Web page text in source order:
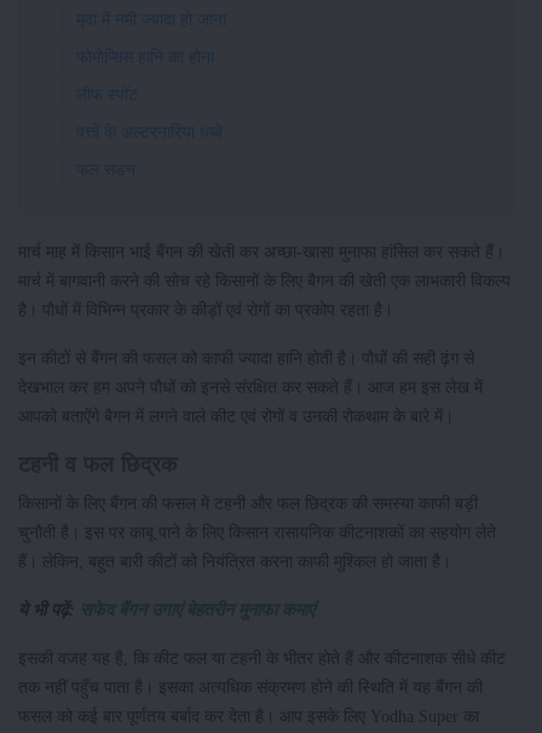
मृदा में नमी ज्यादा हो जाना
फोमोप्सिस हानि का होना
लीफ स्पॉट
पत्तों के अल्टरनारिया धब्बे
फल सडन
मार्च माह में किसान भाई बैंगन की खेती कर अच्छा-खासा मुनाफा हांसिल कर सकते हैं।
मार्च में बागवानी करने की सोच रहे किसानों के लिए बैगन की खेती एक लाभकारी विकल्प
है। पौधों में विभिन्न प्रकार के कीड़ों एवं रोगों का प्रकोप रहता है।
इन कीटों से बैंगन की फसल को काफी ज्यादा हानि होती है। पौधों की सही ढ़ंग से
देखभाल कर हम अपने पौधों को इनसे संरक्षित कर सकते हैं। आज हम इस लेख में
आपको बताऐंगे बैगन में लगने वाले कीट एवं रोगों व उनकी रोकथाम के बारे में।
किसानों के लिए बैंगन की फसल में टहनी और फल छिद्रक की समस्या काफी बड़ी
चुनौती है। इस पर काबू पाने के लिए किसान रासायनिक कीटनाशकों का सहयोग लेते
हैं। लेकिन, बहुत बारी कीटों को नियंत्रित करना काफी मुश्किल हो जाता है।
ये भी पढ़ें: सफेद बैंगन उगाएं बेहतरीन मुनाफा कमाएं
इसकी वजह यह है, कि कीट फल या टहनी के भीतर होते हैं और कीटनाशक सीधे कीट
तक नहीं पहुँच पाता है। इसका अत्यधिक संक्रमण होने की स्थिति में यह बैंगन की
फसल को कई बार पूर्णतय बर्बाद कर देता है। आप इसके लिए Yodha Super का